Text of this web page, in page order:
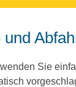
und
Sie